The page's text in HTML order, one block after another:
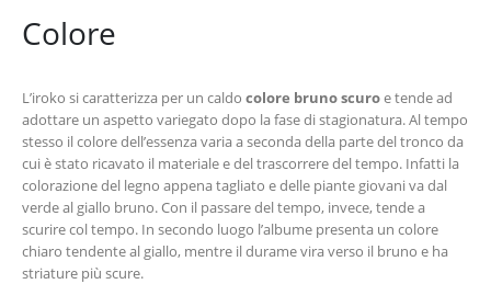
Colore
L’iroko si caratterizza per un caldo colore bruno scuroe tende ad
adottare un aspetto variegato dopo la fase di stagionatura. Al tempo
stesso il colore dell’essenza varia a seconda della parte del tronco da
cui è stato ricavato il materiale e del trascorrere del tempo. Infatti la
colorazione del legno appena tagliato e delle piante giovani va dal
verde al giallo bruno. Con il passare del tempo, invece, tende a
scurire col tempo. In secondo luogo l’albume presenta un colore
chiaro tendente al giallo, mentre il durame vira verso il bruno e ha
striature più scure.